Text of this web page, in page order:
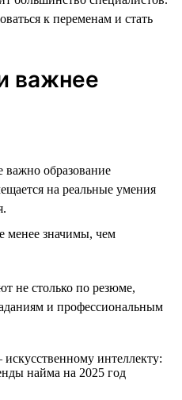
к переменам и стать
важнее
важно образование
на реальные умения
менее значимы, чем
не столько по резюме,
и профессиональным